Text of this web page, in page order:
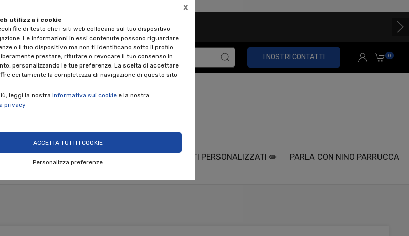
utilizza i cookie
file di testo che i siti web collocano sul tuo dispositivo
Le informazioni in essi contenute possono riguardare
o il tuo dispositivo ma non ti identificano sotto il profilo
prestare, rifiutare o revocare il tuo consenso in
personalizzando le tue preferenze. La scelta di accettare
certamente la completezza di navigazione di questo sito
leggi la nostra Informativa sui cookie e la nostra
privacy
ACCETTA TUTTI I COOKIE
Personalizza preferenze
X
gratuita per acquisti superiori a € 89,00 IVA incl.
(solo per spedizioni in Italia)
I NOSTRI CONTATTI 0
PROGETTI PERSONALIZZATI ✏️
PARLA CON NINO PARRUCCA